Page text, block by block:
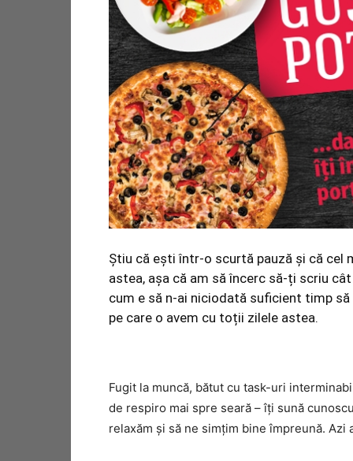
Știu că ești într-o scurtă pauză și că cel
astea, așa că am să încerc să-ți scriu
cum e să n-ai niciodată suficient timp
pe care o avem cu toții zilele astea.
Fugit la muncă, bătut cu task-uri
de respiro mai spre seară – îți sună
relaxăm și să ne simțim bine împreună.